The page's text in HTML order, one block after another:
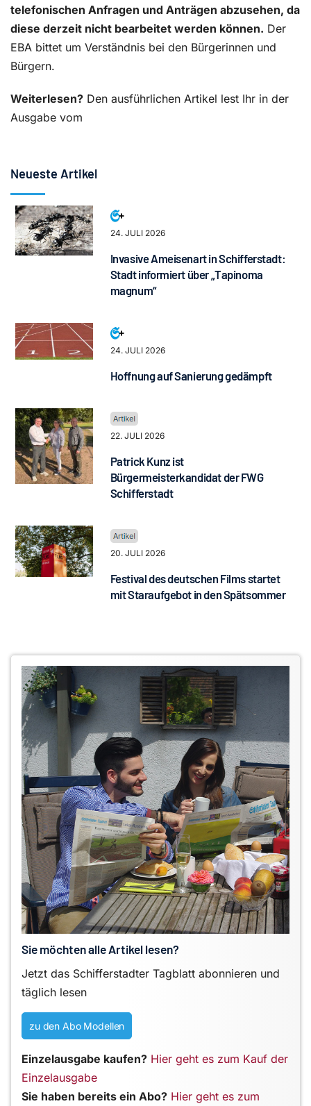
telefonischen Anfragen und Anträgen abzusehen, da
diese derzeit nicht bearbeitet werden können. Der
EBA bittet um Verständnis bei den Bürgerinnen und
Bürgern.
Weiterlesen? Den ausführlichen Artikel lest Ihr in der
Ausgabe vom
Neueste Artikel
24. JULI 2026
Invasive Ameisenart in Schifferstadt:
Stadt informiert über „Tapinoma
magnum“
24. JULI 2026
Hoffnung auf Sanierung gedämpft
22. JULI 2026
Patrick Kunz ist
Bürgermeisterkandidat der FWG
Schifferstadt
20. JULI 2026
Festival des deutschen Films startet
mit Staraufgebot in den Spätsommer
Sie möchten alle Artikel lesen?
Jetzt das Schifferstadter Tagblatt abonnieren und
täglich lesen
zu den Abo Modellen
Einzelausgabe kaufen? Hier geht es zum Kauf der
Einzelausgabe
Sie haben bereits ein Abo? Hier geht es zum